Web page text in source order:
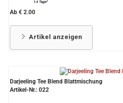
Ab € 2.00
Artikel anzeigen
Darjeeling Tee Blend Blattmischung
Artikel-Nr.: 022